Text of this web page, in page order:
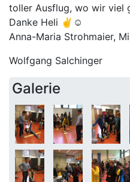
toller Ausflug, wo wir viel
Danke Heli ✌☺
Anna-Maria Strohmaier,
Wolfgang Salchinger
Galerie